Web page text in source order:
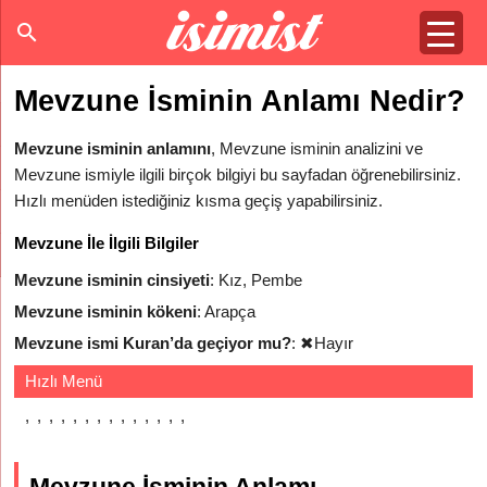
Mevzune İsminin Anlamı Nedir?
Mevzune isminin anlamını, Mevzune isminin analizini ve
Mevzune ismiyle ilgili birçok bilgiyi bu sayfadan öğrenebilirsiniz.
Hızlı menüden istediğiniz kısma geçiş yapabilirsiniz.
Mevzune İle İlgili Bilgiler
Mevzune isminin cinsiyeti: Kız, Pembe
Mevzune isminin kökeni: Arapça
Mevzune ismi Kuran’da geçiyor mu?: ✖Hayır
Hızlı Menü